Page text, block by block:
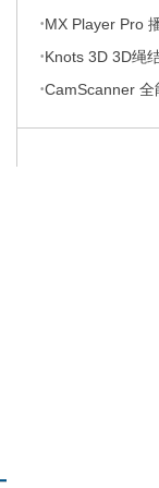
待办事项、时间
·MX Player Pro
费专业版
·Knots 3D 3D绳
·CamScanner